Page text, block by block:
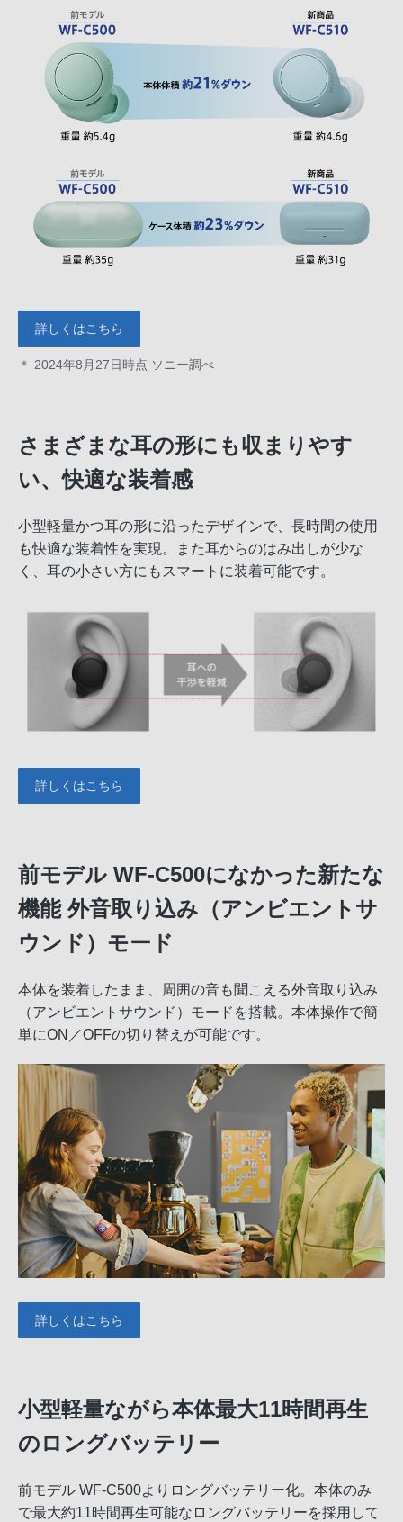
詳しくはこちら
＊ 2024年8月27日時点 ソニー調べ
さまざまな耳の形にも収まりやす
い、快適な装着感
小型軽量かつ耳の形に沿ったデザインで、長時間の使用
も快適な装着性を実現。また耳からのはみ出しが少な
く、耳の小さい方にもスマートに装着可能です。
詳しくはこちら
前モデル WF-C500になかった新たな
機能 外音取り込み（アンビエントサ
ウンド）モード
本体を装着したまま、周囲の音も聞こえる外音取り込み
（アンビエントサウンド）モードを搭載。本体操作で簡
単にON／OFFの切り替えが可能です。
詳しくはこちら
小型軽量ながら本体最大11時間再生
のロングバッテリー
前モデル WF-C500よりロングバッテリー化。本体のみ
で最大約11時間再生可能なロングバッテリーを採用して